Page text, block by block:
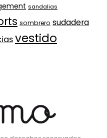
sandalias
sombrero sudadera
vestido